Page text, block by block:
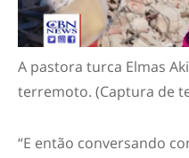
A pastora turca Elmas
terremoto. (Captura de
“E então conversando